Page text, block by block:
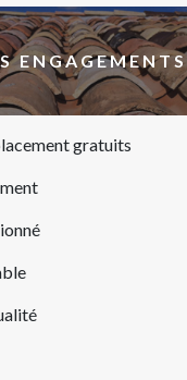
ENGAGEMENTS
gratuits